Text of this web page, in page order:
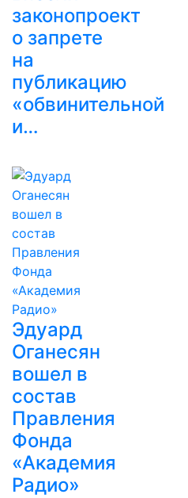
законопроект
о запрете
на
публикацию
«обвинительной
и…
Эдуард
Оганесян
вошел в
состав
Правления
Фонда
«Академия
Радио»